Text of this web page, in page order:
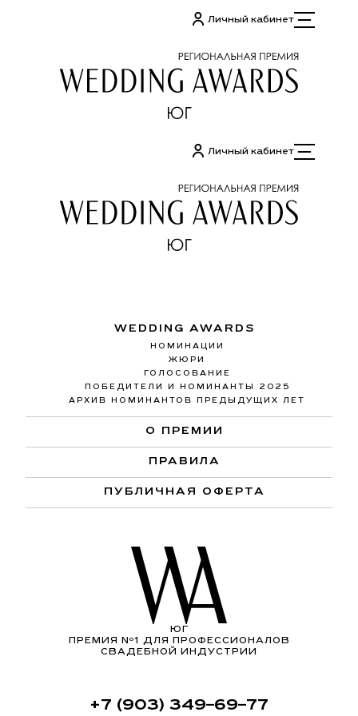
Личный кабинет
Личный кабинет
WEDDING AWARDS
НОМИНАЦИИ
ЖЮРИ
ГОЛОСОВАНИЕ
ПОБЕДИТЕЛИ И НОМИНАНТЫ 2025
АРХИВ НОМИНАНТОВ ПРЕДЫДУЩИХ ЛЕТ
О ПРЕМИИ
ПРАВИЛА
ПУБЛИЧНАЯ ОФЕРТА
ЮГ
ПРЕМИЯ Nº1 ДЛЯ ПРОФЕССИОНАЛОВ
СВАДЕБНОЙ ИНДУСТРИИ
+7 (903) 349–69–77